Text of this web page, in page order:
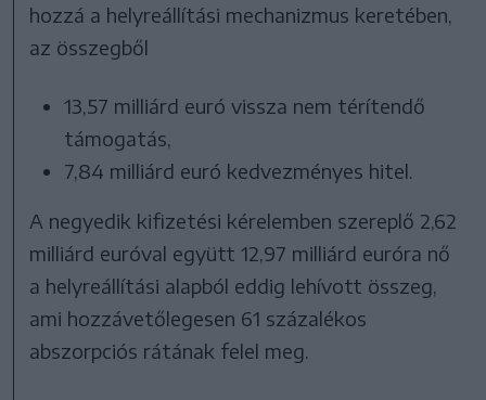
hozzá a helyreállítási mechanizmus keretében,
az összegből
13,57 milliárd euró vissza nem térítendő
támogatás,
7,84 milliárd euró kedvezményes hitel.
A negyedik kifizetési kérelemben szereplő 2,62
milliárd euróval együtt 12,97 milliárd euróra nő
a helyreállítási alapból eddig lehívott összeg,
ami hozzávetőlegesen 61 százalékos
abszorpciós rátának felel meg.